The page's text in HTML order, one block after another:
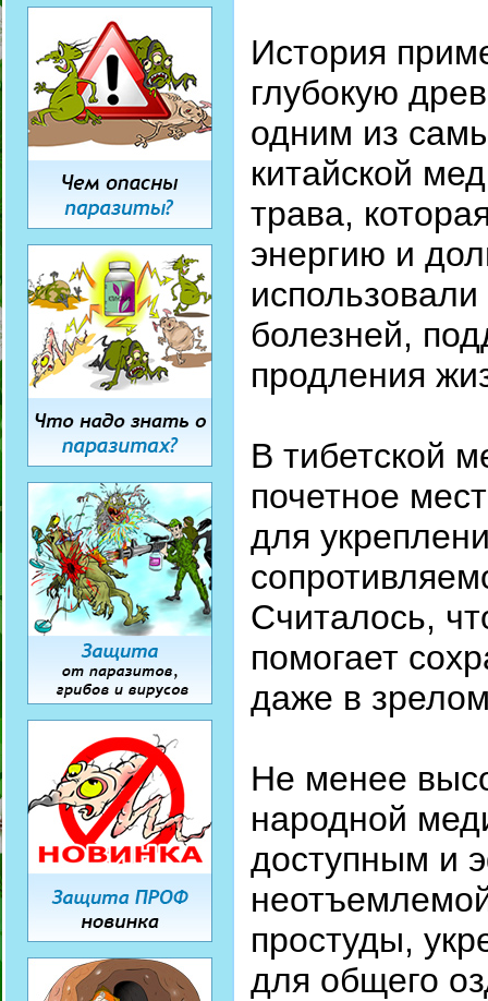
История
глубокую
одним из
китайской
трава,
энергию и
болезней,
продления
В тибетской
почетное
для
Считалось,
помогает
даже в
Не менее
народной
доступным и
простуды,
для общего